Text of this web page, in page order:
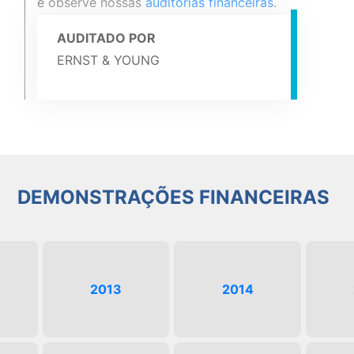
AUDITADO POR
ERNST & YOUNG
DEMONSTRAÇÕES FINANCEIRAS
2013 2014